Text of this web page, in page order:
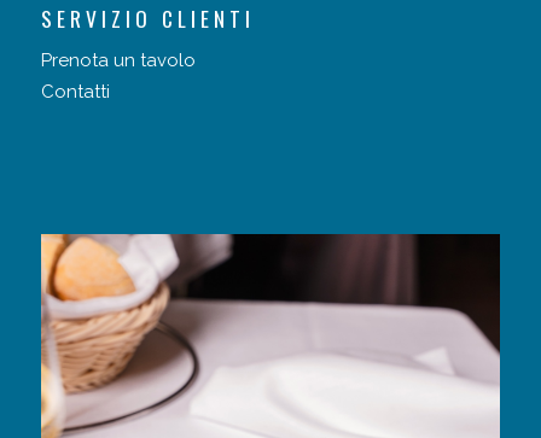
SERVIZIO CLIENTI
Prenota un tavolo
Contatti